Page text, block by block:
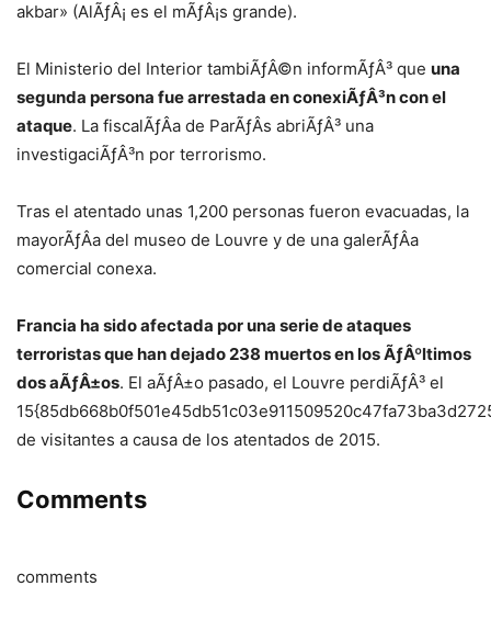
akbar» (AlÃƒÂ¡ es el mÃƒÂ¡s grande).
El Ministerio del Interior tambiÃƒÂ©n informÃƒÂ³ que una
segunda persona fue arrestada en conexiÃƒÂ³n con el
ataque. La fiscalÃƒÂ­a de ParÃƒÂ­s abriÃƒÂ³ una
investigaciÃƒÂ³n por terrorismo.
Tras el atentado unas 1,200 personas fueron evacuadas, la
mayorÃƒÂ­a del museo de Louvre y de una galerÃƒÂ­a
comercial conexa.
Francia ha sido afectada por una serie de ataques
terroristas que han dejado 238 muertos en los ÃƒÂºltimos
dos aÃƒÂ±os. El aÃƒÂ±o pasado, el Louvre perdiÃƒÂ³ el
de visitantes a causa de los atentados de 2015.
Comments
comments